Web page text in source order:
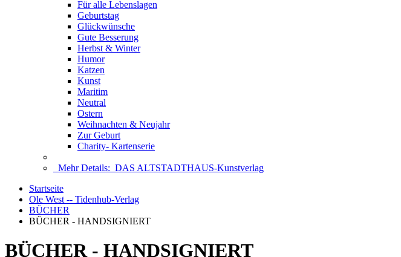
Für alle Lebenslagen
Geburtstag
Glückwünsche
Gute Besserung
Herbst & Winter
Humor
Katzen
Kunst
Maritim
Neutral
Ostern
Weihnachten & Neujahr
Zur Geburt
Charity- Kartenserie
Mehr Details: DAS ALTSTADTHAUS-Kunstverlag
Startseite
Ole West -- Tidenhub-Verlag
BÜCHER
BÜCHER - HANDSIGNIERT
BÜCHER - HANDSIGNIERT